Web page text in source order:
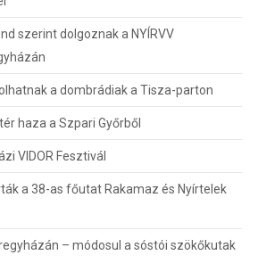
szerint dolgoznak a NYÍRVV
a dombrádiak a Tisza-parton
haza a Szpari Győrből
VIDOR Fesztivál
a 38-as főutat Rakamaz és Nyírtelek
– módosul a sóstói szökőkutak